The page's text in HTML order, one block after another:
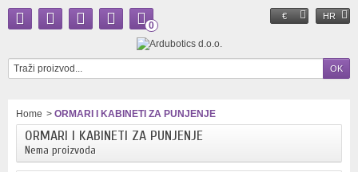
€ HR
0
Home > ORMARI I KABINETI ZA PUNJENJE
ORMARI I KABINETI ZA PUNJENJE
Nema proizvoda